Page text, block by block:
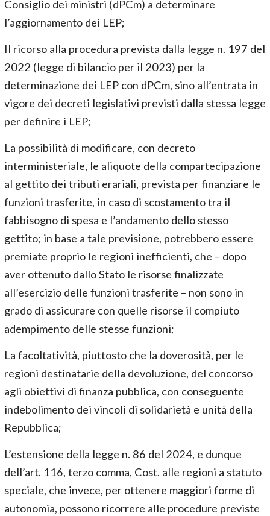
Consiglio dei ministri (dPCm) a determinare
l’aggiornamento dei LEP;
Il ricorso alla procedura prevista dalla legge n. 197 del
2022 (legge di bilancio per il 2023) per la
determinazione dei LEP con dPCm, sino all’entrata in
vigore dei decreti legislativi previsti dalla stessa legge
per definire i LEP;
La possibilità di modificare, con decreto
interministeriale, le aliquote della compartecipazione
al gettito dei tributi erariali, prevista per finanziare le
funzioni trasferite, in caso di scostamento tra il
fabbisogno di spesa e l’andamento dello stesso
gettito; in base a tale previsione, potrebbero essere
premiate proprio le regioni inefficienti, che – dopo
aver ottenuto dallo Stato le risorse finalizzate
all’esercizio delle funzioni trasferite – non sono in
grado di assicurare con quelle risorse il compiuto
adempimento delle stesse funzioni;
La facoltatività, piuttosto che la doverosità, per le
regioni destinatarie della devoluzione, del concorso
agli obiettivi di finanza pubblica, con conseguente
indebolimento dei vincoli di solidarietà e unità della
Repubblica;
L’estensione della legge n. 86 del 2024, e dunque
dell’art. 116, terzo comma, Cost. alle regioni a statuto
speciale, che invece, per ottenere maggiori forme di
autonomia, possono ricorrere alle procedure previste